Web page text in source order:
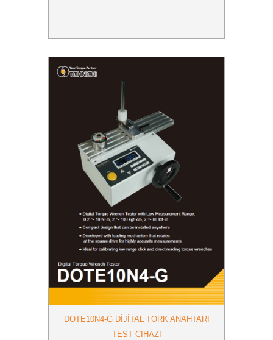
DOTE10N4-G DIJITAL TORK ANAHTARI
TEST CIHAZI